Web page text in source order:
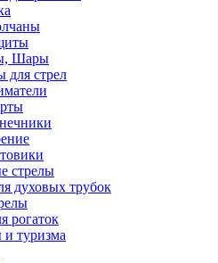
Шары
для стрел
стрелы
духовых трубок
рогаток
туризма